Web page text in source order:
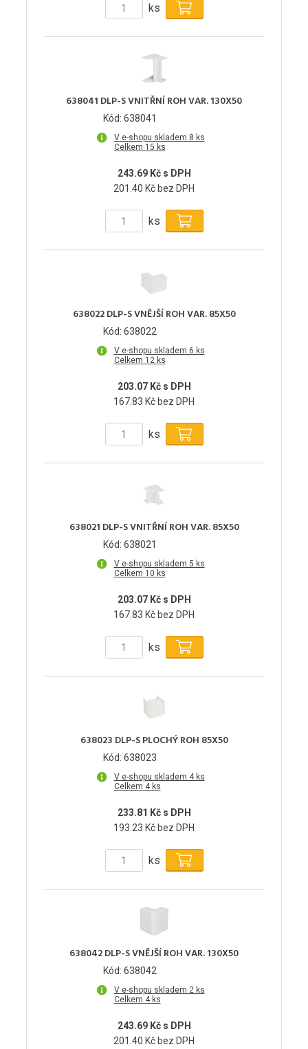
ks
638041 DLP-S VNITŘNÍ ROH VAR. 130X50
Kód: 638041
V e-shopu skladem 8 ks
Celkem 15 ks
243.69 Kč s DPH
201.40 Kč bez DPH
ks
638022 DLP-S VNĚJŠÍ ROH VAR. 85X50
Kód: 638022
V e-shopu skladem 6 ks
Celkem 12 ks
203.07 Kč s DPH
167.83 Kč bez DPH
ks
638021 DLP-S VNITŘNÍ ROH VAR. 85X50
Kód: 638021
V e-shopu skladem 5 ks
Celkem 10 ks
203.07 Kč s DPH
167.83 Kč bez DPH
ks
638023 DLP-S PLOCHÝ ROH 85X50
Kód: 638023
V e-shopu skladem 4 ks
Celkem 4 ks
233.81 Kč s DPH
193.23 Kč bez DPH
ks
638042 DLP-S VNĚJŠÍ ROH VAR. 130X50
Kód: 638042
V e-shopu skladem 2 ks
Celkem 4 ks
243.69 Kč s DPH
201.40 Kč bez DPH